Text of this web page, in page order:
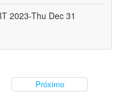
2023-Thu Dec 31
Próximo